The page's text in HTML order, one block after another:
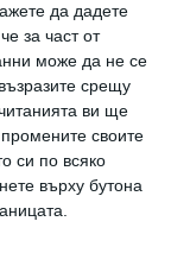
да дадете
за част от
може да не се
срещу
ви ще
своите
си по всяко
върху бутона
черно, това